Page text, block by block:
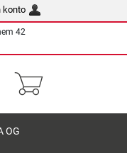
konto
42
OG